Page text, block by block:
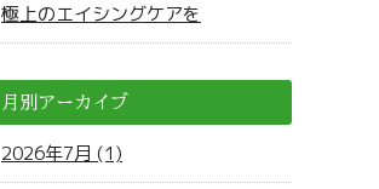
極上のエイシングケアを
月別アーカイブ
2026年7月 (1)